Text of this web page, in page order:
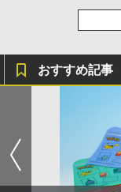
おすすめ記事